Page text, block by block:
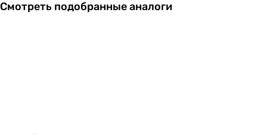
Смотреть подобранные аналоги